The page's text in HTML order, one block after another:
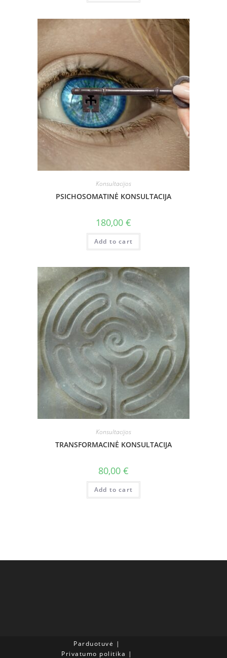
Konsultacijos
PSICHOSOMATINĖ KONSULTACIJA
180,00 €
Add to cart
Konsultacijos
TRANSFORMACINĖ KONSULTACIJA
80,00 €
Add to cart
Parduotuvė
Privatumo politika